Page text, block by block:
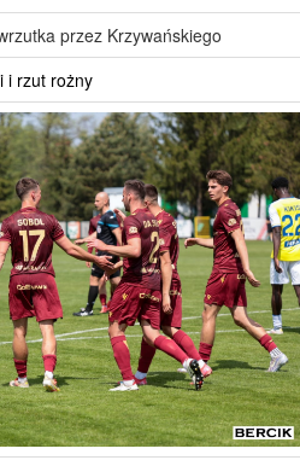
przez Krzywańskiego
i rzut rożny